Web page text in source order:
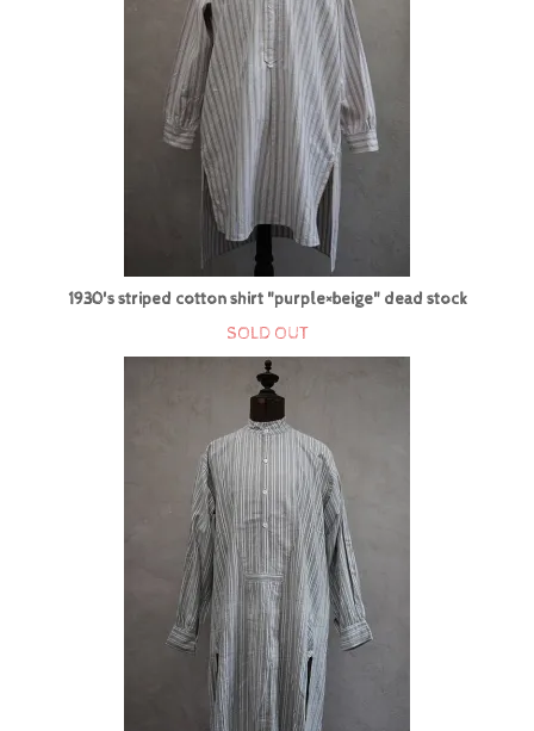
1930's striped cotton shirt "purple×beige" dead stock
SOLD OUT